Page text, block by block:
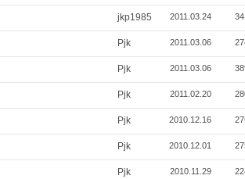
jkp1985 2011.03.24
Pjk 2011.03.06
Pjk 2011.03.06
Pjk 2011.02.20
Pjk 2010.12.16
Pjk 2010.12.01
Pjk 2010.11.29